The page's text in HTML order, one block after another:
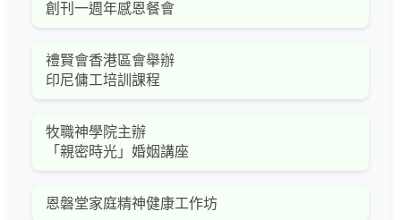
創刊一週年感恩餐會
禮賢會香港區會舉辦
印尼傭工培訓課程
牧職神學院主辦
「親密時光」婚姻講座
恩磐堂家庭精神健康工作坊